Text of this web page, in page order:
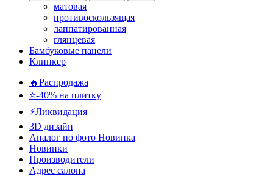
матовая
противоскользящая
лаппатированная
глянцевая
Бамбуковые панели
Клинкер
🔥Распродажа
⭐-40% на плитку
⚡️Ликвидация
3D дизайн
Аналог по фото Новинка
Новинки
Производители
Адрес салона